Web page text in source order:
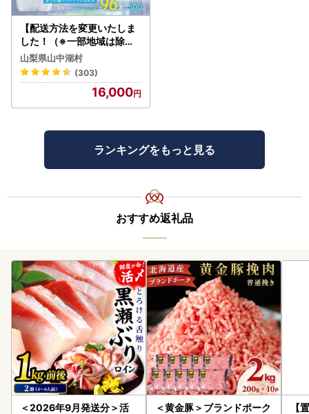
【配送方法を変更いたしま
した！（※一部地域は除く
）】＜ラベルレス＞富士山
蒼天の水 500ml×96本（４
ケース）YC001
山梨県山中湖村
(303)
16,000
ランキングをもっと見る
おすすめ返礼品
＜2026年9月発送分＞活
＜黄金豚＞ブランドポーク
【